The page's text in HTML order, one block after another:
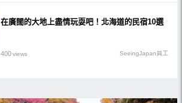
在廣闊的大地上盡情玩耍吧！北海道的民宿10選
400views SeeingJapan員工